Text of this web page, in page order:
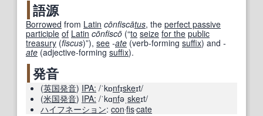
語源
Borrowed from Latin cōnfiscātus, the perfect passive
participle of Latin cōnfiscō (“to seize for the public
treasury (fiscus)”), see -ate (verb-forming suffix) and -
ate (adjective-forming suffix).
発音
(英国発音) IPA: /ˈkɒnfɪskeɪt/
(米国発音) IPA: /ˈkɑnfəˌ skeɪt/
ハイフネーション: con‧fis‧cate